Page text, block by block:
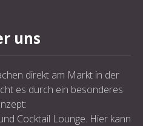
uns
direkt am Markt in der
es durch ein besonderes
Cocktail Lounge. Hier kann